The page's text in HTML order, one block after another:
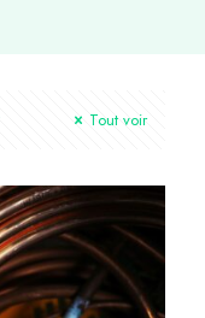
Tout voir